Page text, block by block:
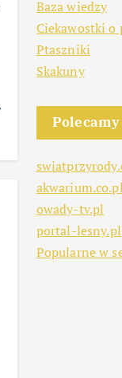
Baza wiedzy
Ciekawostki o
Ptaszniki
Skakuny
Polecamy
akwarium.co.pl
owady-tv.pl
portal-lesny.pl
Popularne w